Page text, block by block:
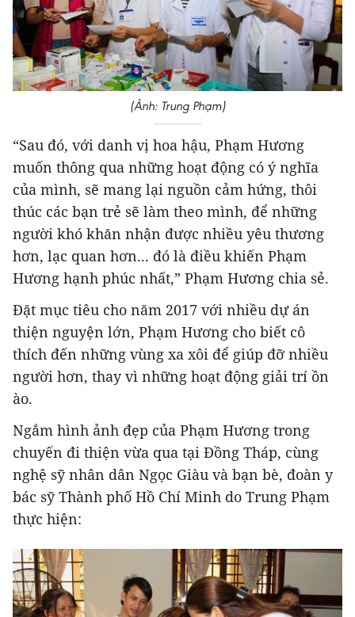
(Ảnh: Trung Phạm)
“Sau đó, với danh vị hoa hậu, Phạm Hương
muốn thông qua những hoạt động có ý nghĩa
của mình, sẽ mang lại nguồn cảm hứng, thôi
thúc các bạn trẻ sẽ làm theo mình, để những
người khó khăn nhận được nhiều yêu thương
hơn, lạc quan hơn... đó là điều khiến Phạm
Hương hạnh phúc nhất,” Phạm Hương chia sẻ.
Đặt mục tiêu cho năm 2017 với nhiều dự án
thiện nguyện lớn, Phạm Hương cho biết cô
thích đến những vùng xa xôi để giúp đỡ nhiều
người hơn, thay vì những hoạt động giải trí ồn
ào.
Ngắm hình ảnh đẹp của Phạm Hương trong
chuyến đi thiện vừa qua tại Đồng Tháp, cùng
nghệ sỹ nhân dân Ngọc Giàu và bạn bè, đoàn y
bác sỹ Thành phố Hồ Chí Minh do Trung Phạm
thực hiện: